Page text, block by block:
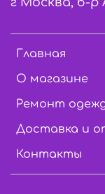
Главная
О магазине
Ремонт
Доставка и
Контакты